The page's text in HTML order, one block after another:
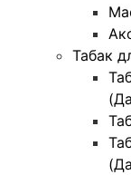
Табак